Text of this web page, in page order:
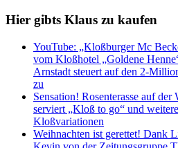
Hier gibts Klaus zu kaufen
YouTube: „Kloßburger Mc
vom Kloßhotel „Goldene
Arnstadt steuert auf den 2-
zu
Sensation! Rosenterasse auf der
serviert „Kloß to go“ und weitere
Kloßvariationen
Weihnachten ist gerettet! Dank